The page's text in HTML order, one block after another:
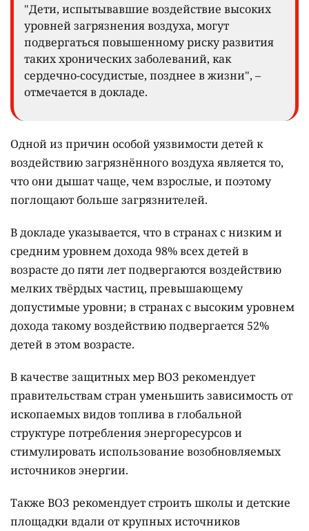
"Дети, испытывавшие воздействие высоких
уровней загрязнения воздуха, могут
подвергаться повышенному риску развития
таких хронических заболеваний, как
сердечно-сосудистые, позднее в жизни", –
отмечается в докладе.
Одной из причин особой уязвимости детей к
воздействию загрязнённого воздуха является то,
что они дышат чаще, чем взрослые, и поэтому
поглощают больше загрязнителей.
В докладе указывается, что в странах с низким и
средним уровнем дохода 98% всех детей в
возрасте до пяти лет подвергаются воздействию
мелких твёрдых частиц, превышающему
допустимые уровни; в странах с высоким уровнем
дохода такому воздействию подвергается 52%
детей в этом возрасте.
В качестве защитных мер ВОЗ рекомендует
правительствам стран уменьшить зависимость от
ископаемых видов топлива в глобальной
структуре потребления энергоресурсов и
стимулировать использование возобновляемых
источников энергии.
Также ВОЗ рекомендует строить школы и детские
площадки вдали от крупных источников